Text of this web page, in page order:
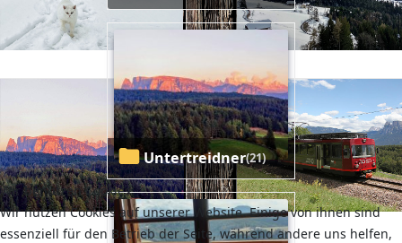
Untertreidner(21)
Wir benutzen Cookies
Wir nutzen Cookies auf unserer Website. Einige von ihnen sind
essenziell für den Betrieb der Seite, während andere uns helfen,